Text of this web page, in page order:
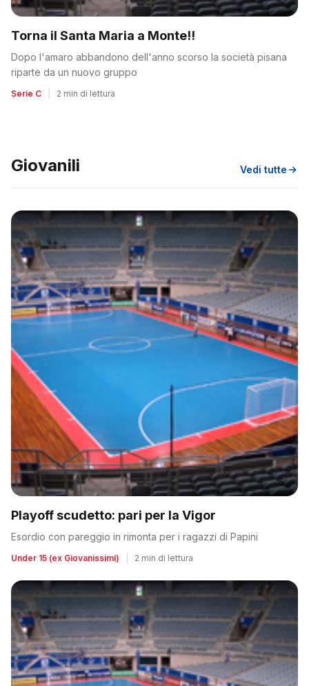
Torna il Santa Maria a Monte!!
Dopo l'amaro abbandono dell'anno scorso la società pisana
riparte da un nuovo gruppo
Serie C 2 min di lettura
Giovanili Vedi tutte
Playoff scudetto: pari per la Vigor
Esordio con pareggio in rimonta per i ragazzi di Papini
Under 15 (ex Giovanissimi) 2 min di lettura